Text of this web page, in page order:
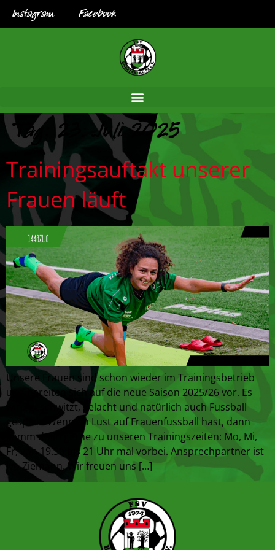
Instagram Facebook
Tag:23. Juli 2025
Trainingsauftakt unserer
Frauen läuft
Unsere Frauen sind schon wieder im Trainingsbetrieb
und bereiten sich auf die neue Saison 2025/26 vor. Es
wird geschwitzt, gelacht und natürlich auch Fussball
gespielt. Wenn du Lust auf Frauenfussball hast, dann
komm doch gerne zu unseren Trainingszeiten: Mo, Mi,
Fr, von 19.30 bis 21 Uhr mal vorbei. Ansprechpartner ist
Ivo Ziemann. Wir freuen uns […]